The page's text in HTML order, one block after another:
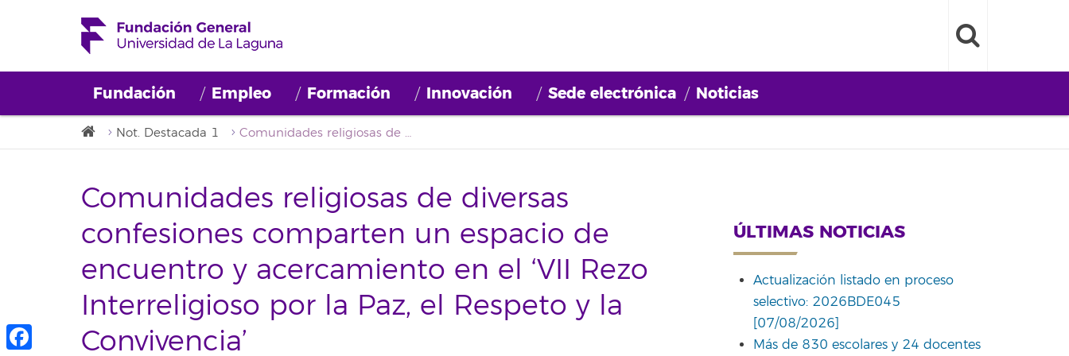
Fundación Empleo Formación Innovación Sede electrónica Noticias
Not. Destacada 1 Comunidades religiosas de diversas confesiones comparten un espacio de encuentro y acercamiento en el ‘VII Rezo Interreligioso por la Paz, el Respeto y la Convivencia’
Comunidades religiosas de diversas
confesiones comparten un espacio de
encuentro y acercamiento en el ‘VII Rezo
Interreligioso por la Paz, el Respeto y la
Convivencia’
ÚLTIMAS NOTICIAS
Actualización listado en proceso
selectivo: 2026BDE045
[07/08/2026]
Más de 830 escolares y 24 docentes